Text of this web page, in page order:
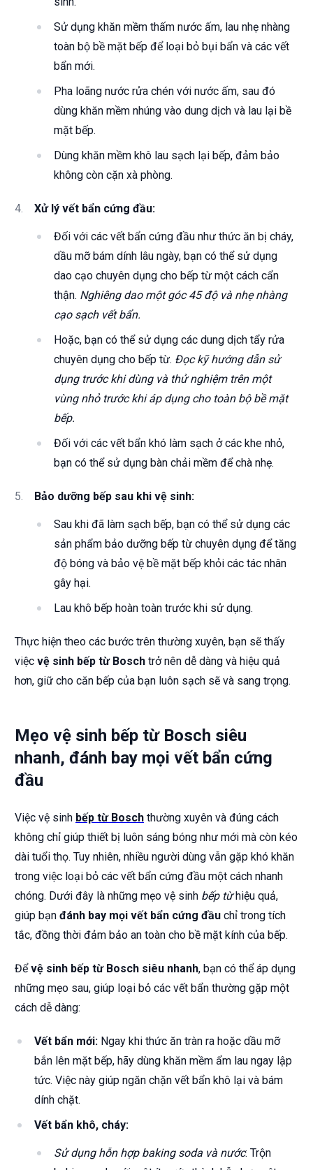
Sử dụng khăn mềm thấm nước ấm, lau nhẹ nhàng
toàn bộ bề mặt bếp để loại bỏ bụi bẩn và các vết
bẩn mới.
Pha loãng nước rửa chén với nước ấm, sau đó
dùng khăn mềm nhúng vào dung dịch và lau lại bề
mặt bếp.
Dùng khăn mềm khô lau sạch lại bếp, đảm bảo
không còn cặn xà phòng.
Xử lý vết bẩn cứng đầu:
Đối với các vết bẩn cứng đầu như thức ăn bị cháy,
dầu mỡ bám dính lâu ngày, bạn có thể sử dụng
dao cạo chuyên dụng cho bếp từ một cách cẩn
thận. Nghiêng dao một góc 45 độ và nhẹ nhàng
cạo sạch vết bẩn.
Hoặc, bạn có thể sử dụng các dung dịch tẩy rửa
chuyên dụng cho bếp từ. Đọc kỹ hướng dẫn sử
dụng trước khi dùng và thử nghiệm trên một
vùng nhỏ trước khi áp dụng cho toàn bộ bề mặt
bếp.
Đối với các vết bẩn khó làm sạch ở các khe nhỏ,
bạn có thể sử dụng bàn chải mềm để chà nhẹ.
Bảo dưỡng bếp sau khi vệ sinh:
Sau khi đã làm sạch bếp, bạn có thể sử dụng các
sản phẩm bảo dưỡng bếp từ chuyên dụng để tăng
độ bóng và bảo vệ bề mặt bếp khỏi các tác nhân
gây hại.
Lau khô bếp hoàn toàn trước khi sử dụng.
Thực hiện theo các bước trên thường xuyên, bạn sẽ thấy
việc vệ sinh bếp từ Bosch trở nên dễ dàng và hiệu quả
hơn, giữ cho căn bếp của bạn luôn sạch sẽ và sang trọng.
Mẹo vệ sinh bếp từ Bosch siêu
nhanh, đánh bay mọi vết bẩn cứng
đầu
Việc vệ sinh bếp từ Bosch thường xuyên và đúng cách
không chỉ giúp thiết bị luôn sáng bóng như mới mà còn kéo
dài tuổi thọ. Tuy nhiên, nhiều người dùng vẫn gặp khó khăn
trong việc loại bỏ các vết bẩn cứng đầu một cách nhanh
chóng. Dưới đây là những mẹo vệ sinh bếp từhiệu quả,
giúp bạn đánh bay mọi vết bẩn cứng đầu chỉ trong tích
tắc, đồng thời đảm bảo an toàn cho bề mặt kính của bếp.
Đểvệ sinh bếp từ Bosch siêu nhanh, bạn có thể áp dụng
những mẹo sau, giúp loại bỏ các vết bẩn thường gặp một
cách dễ dàng:
Vết bẩn mới: Ngay khi thức ăn tràn ra hoặc dầu mỡ
bắn lên mặt bếp, hãy dùng khăn mềm ẩm lau ngay lập
tức. Việc này giúp ngăn chặn vết bẩn khô lại và bám
dính chặt.
Vết bẩn khô, cháy:
Sử dụng hỗn hợp baking soda và nước: Trộn